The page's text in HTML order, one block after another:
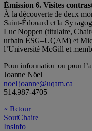
Émission 6. Visites
À la découverte de deux
Saint-Édouard et la
Luc Noppen (titulaire,
urbain ÉSG–UQAM) et
l’Université McGill et
Pour information ou pour
Joanne Nöel
noel.joanne@uqam.ca
514.987-4705
« Retour
SoutChaire
InsInfo